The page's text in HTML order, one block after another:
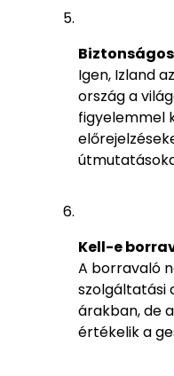
Igen, Izland
ország a
figyelemmel
Kell-e
A borravaló
szolgáltatási
árakban, de
értékelik a